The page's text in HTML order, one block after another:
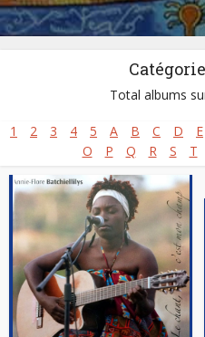
Total albums
1 2 3 4 5 A B C D E
O
P Q R S T